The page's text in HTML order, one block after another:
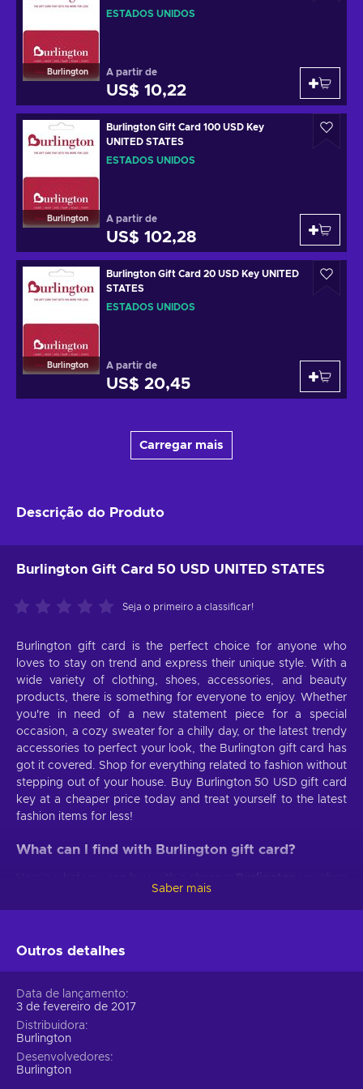
Burlington
ESTADOS UNIDOS
A partir de
US$ 10,22
Burlington
Burlington Gift Card 100 USD Key
UNITED STATES
ESTADOS UNIDOS
A partir de
US$ 102,28
Burlington
Burlington Gift Card 20 USD Key UNITED
STATES
ESTADOS UNIDOS
A partir de
US$ 20,45
Carregar mais
Descrição do Produto
Burlington Gift Card 50 USD UNITED STATES
Seja o primeiro a classificar!
Burlington gift card is the perfect choice for anyone who
loves to stay on trend and express their unique style. With a
wide variety of clothing, shoes, accessories, and beauty
products, there is something for everyone to enjoy. Whether
you're in need of a new statement piece for a special
occasion, a cozy sweater for a chilly day, or the latest trendy
accessories to perfect your look, the Burlington gift card has
got it covered. Shop for everything related to fashion without
stepping out of your house. Buy Burlington 50 USD gift card
key at a cheaper price today and treat yourself to the latest
fashion items for less!
What can I find with Burlington gift card?
A wide array of choices.Trendy pieces, accessories,
styles;
types;
Easy shopping.
suggestions, and quick checkout will make shopping for
clothes a breeze;
Clothing for everyone
Saber mais
Outros detalhes
Data de lançamento
3 de fevereiro de 2017
Distribuidora
Burlington
Desenvolvedores
Burlington